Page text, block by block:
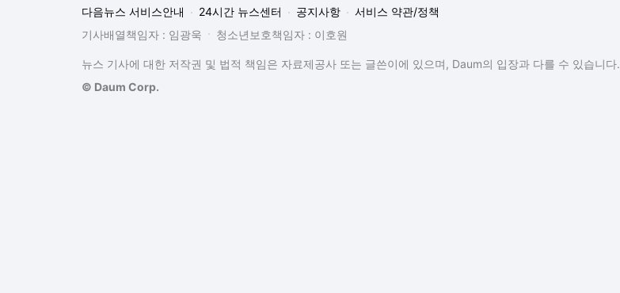
다음뉴스 서비스안내 24시간 뉴스센터 공지사항
서비스 약관/정책
기사배열책임자 : 임광욱
청소년보호책임자 : 이호원
뉴스 기사에 대한 저작권 및 법적 책임은 자료제공사 또는 글쓴이에 있으며, Daum의 입장과 다를 수 있습니다.
© Daum Corp.